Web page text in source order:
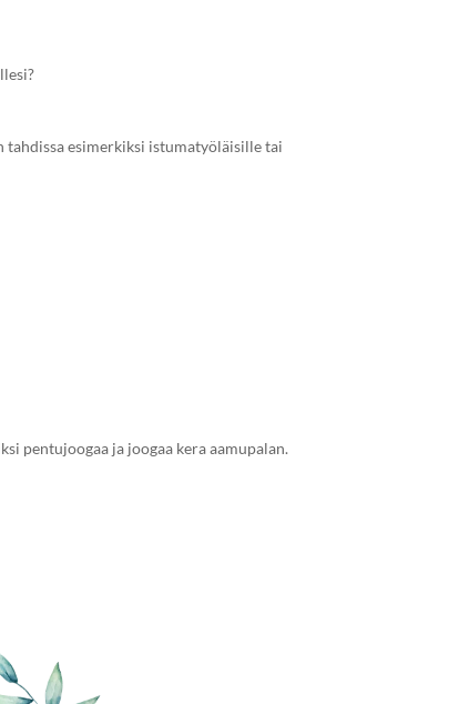
esimerkiksi istumatyöläisille tai
pentujoogaa ja joogaa kera aamupalan.